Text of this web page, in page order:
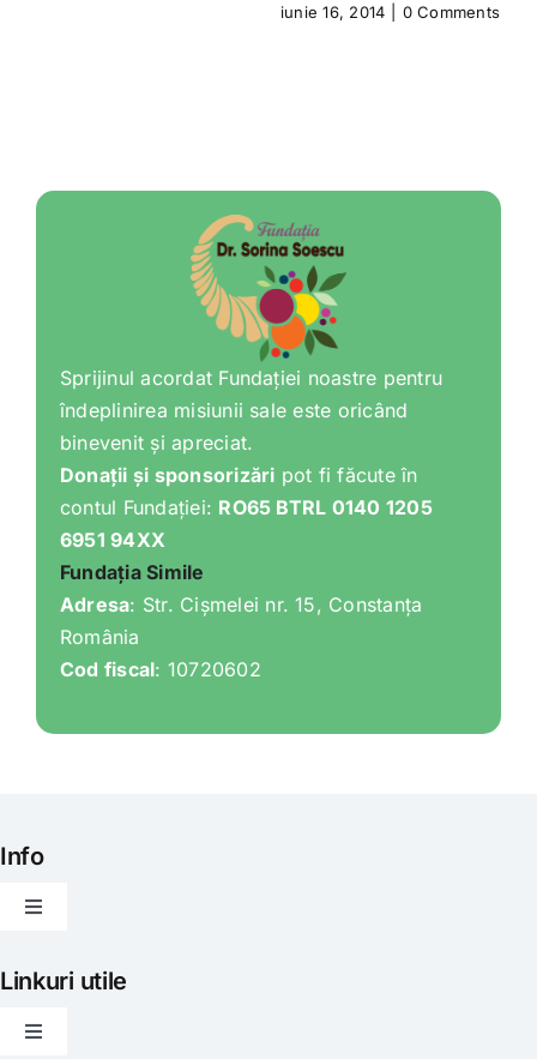
iunie 16, 2014 0 Comments
Sprijinul acordat Fundației noastre pentru
îndeplinirea misiunii sale este oricând
binevenit și apreciat.
Donații și sponsorizări pot fi făcute în
contul Fundației: RO65 BTRL 0140 1205
6951 94XX
Fundația Simile
Adresa: Str. Cișmelei nr. 15, Constanța
România
Cod fiscal: 10720602
Info
Toggle
Articole
Linkuri utile
Toggle